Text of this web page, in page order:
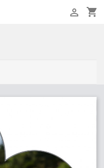
shopping_cart
